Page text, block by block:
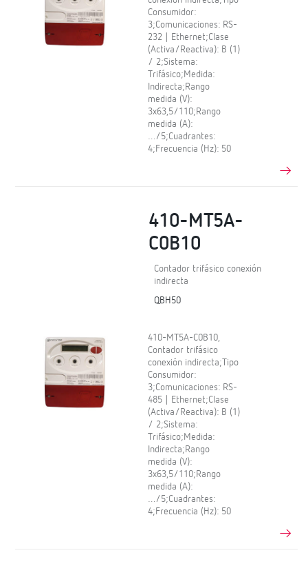
Consumidor:
3;Comunicaciones: RS-
232 | Ethernet;Clase
(Activa/Reactiva): B (1)
/ 2;Sistema:
Trifásico;Medida:
Indirecta;Rango
medida (V):
3x63,5/110;Rango
medida (A):
…/5;Cuadrantes:
4;Frecuencia (Hz): 50
410-MT5A-
C0B10
Contador trifásico conexión
indirecta
QBH50
410-MT5A-C0B10,
Contador trifásico
conexión indirecta;Tipo
Consumidor:
3;Comunicaciones: RS-
485 | Ethernet;Clase
(Activa/Reactiva): B (1)
/ 2;Sistema:
Trifásico;Medida:
Indirecta;Rango
medida (V):
3x63,5/110;Rango
medida (A):
…/5;Cuadrantes:
4;Frecuencia (Hz): 50